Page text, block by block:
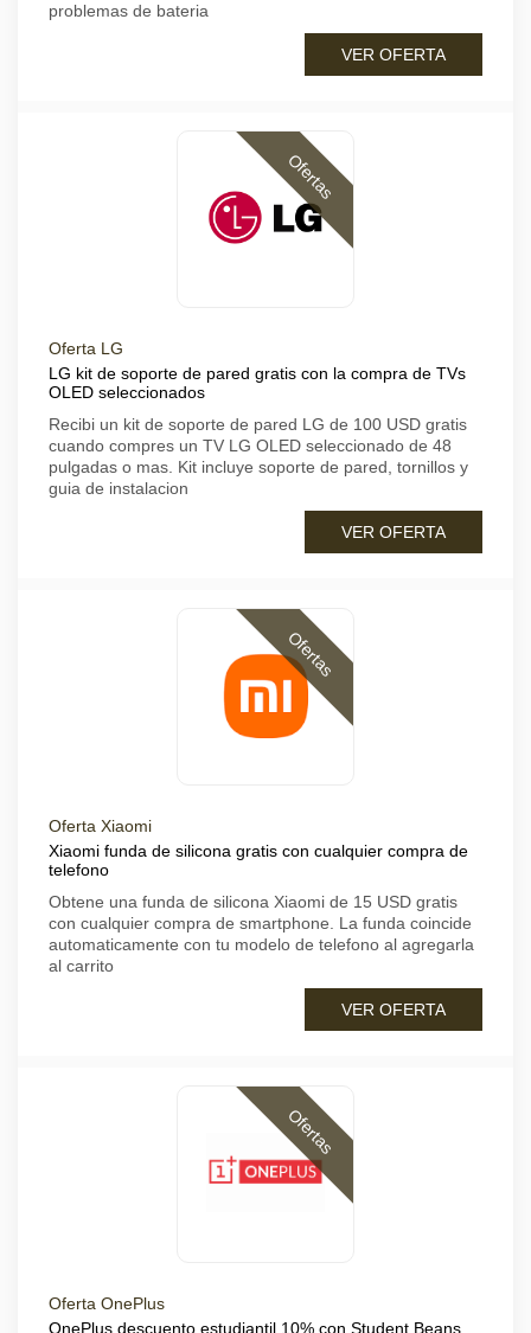
problemas de bateria
VER OFERTA
Ofertas
Oferta LG
LG kit de soporte de pared gratis con la compra de TVs
OLED seleccionados
Recibi un kit de soporte de pared LG de 100 USD gratis
cuando compres un TV LG OLED seleccionado de 48
pulgadas o mas. Kit incluye soporte de pared, tornillos y
guia de instalacion
VER OFERTA
Ofertas
Oferta Xiaomi
Xiaomi funda de silicona gratis con cualquier compra de
telefono
Obtene una funda de silicona Xiaomi de 15 USD gratis
con cualquier compra de smartphone. La funda coincide
automaticamente con tu modelo de telefono al agregarla
al carrito
VER OFERTA
Ofertas
Oferta OnePlus
OnePlus descuento estudiantil 10% con Student Beans